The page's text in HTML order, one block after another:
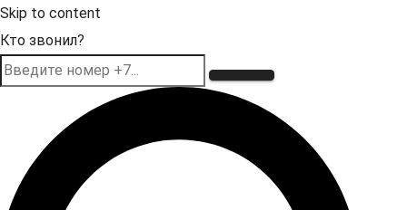
Skip to content
Кто звонил?